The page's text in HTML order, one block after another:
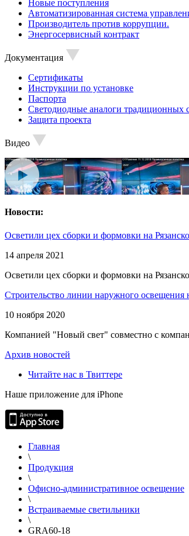
Новые поступления
Автоматизированная система
Производитель против коррупции.
Энергосервисный контракт
Документация
Сертификаты
Инструкции по установке
Паспорта
Светодиодные аналоги традиционных
Защита проекта
Видео
Новости:
Осветили цех сборки и формовки на
14 апреля 2021
Осветили цех сборки и формовки на
Строительство линии наружного освещения
10 ноября 2020
Компанией "Новый свет" совместно с
Архив новостей
Читайте нас в Твиттере
Наше приложение для iPhone
Главная
\
Продукция
\
Офисно-административное освещение
\
Встраиваемые светильники
\
GRA60-18